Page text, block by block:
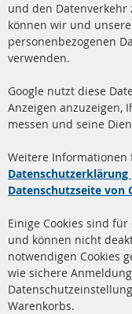
+49 (0) 4533 799 00 0
Mo-Do: 09-17 Uhr, Fr
info@contra-
facebook
Quick Links
Dieselpartikelfilter
Dieselpartikelfilter
Katalysator (KAT)
Sensoren
FAQ
und den
können wir und
personenbezogenen
verwenden.
Google nutzt diese
Anzeigen anzuzeigen,
messen und seine
Weitere Informationen
Datenschutzerklärung
Datenschutzseite von
Einige Cookies sind
und können nicht
notwendigen Cookies
wie sichere
Warenkorbs.